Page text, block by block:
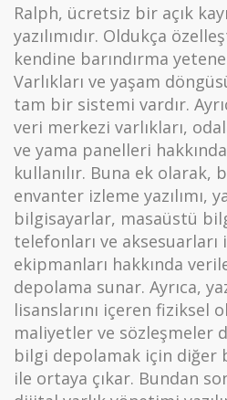
Ralph, ücretsiz bir açık
yazılımıdır. Oldukça
kendine barındırma
Varlıkları ve yaşam
tam bir sistemi vardır.
veri merkezi varlıkları,
ve yama panelleri
kullanılır. Buna ek olarak,
envanter izleme yazılımı,
bilgisayarlar, masaüstü
telefonları ve
ekipmanları hakkında
depolama sunar. Ayrıca,
lisanslarını içeren fiziksel
maliyetler ve sözleşmeler
bilgi depolamak için diğer
ile ortaya çıkar. Bundan